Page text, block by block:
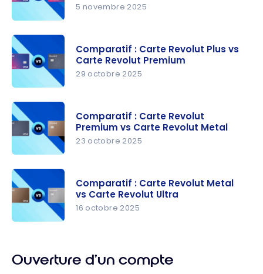
f : Carte
Revolut
Standard
vs Carte
Revolut
Plus
5 novembre 2025
f : Carte
Revolut
Plus vs
Carte
Revolut
Premium
Comparatif : Carte Revolut Plus vs
Carte Revolut Premium
29 octobre 2025
f : Carte
Revolut
Premium
vs Carte
Comparatif : Carte Revolut
Premium vs Carte Revolut Metal
23 octobre 2025
Revolut
Comparatif : Carte Revolut Metal
vs Carte Revolut Ultra
16 octobre 2025
Ouverture d’un compte